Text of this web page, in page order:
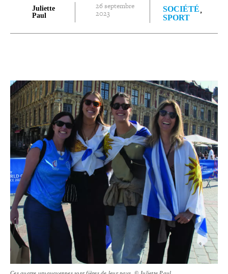
Juliette
Paul
26 septembre
2023
SOCIÉTÉ
SPORT